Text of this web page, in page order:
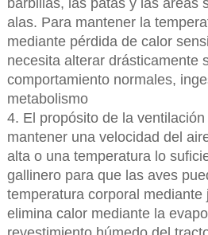
barbillas, las patas y las áreas
alas. Para mantener la
mediante pérdida de calor
necesita alterar drásticamente
comportamiento normales,
metabolismo
4. El propósito de la
mantener una velocidad del
alta o una temperatura lo
gallinero para que las aves
temperatura corporal mediante
elimina calor mediante la